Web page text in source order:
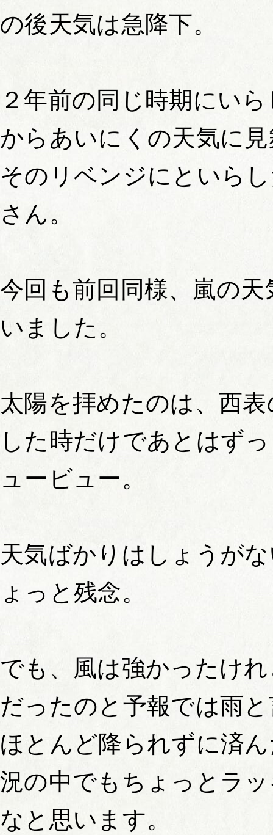
の後天気は急降下。
２年前の同じ時期にい
からあいにくの天気に
そのリベンジにといら
さん。
今回も前回同様、嵐の
いました。
太陽を拝めたのは、西
した時だけであとはず
ュービュー。
天気ばかりはしょうが
ょっと残念。
でも、風は強かったけ
だったのと予報では雨
ほとんど降られずに済
況の中でもちょっとラ
なと思います。